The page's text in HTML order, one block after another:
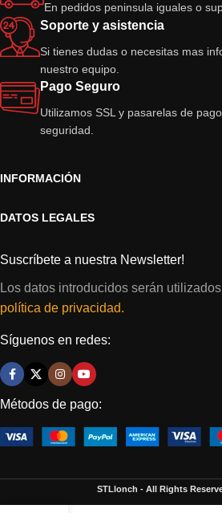
En pedidos peninsula iguales o
Soporte y asistencia
Si tienes dudas o necesitas mas
nuestro equipo.
Pago Seguro
Utilizamos SSL y pasarelas de
seguridad.
INFORMACIÓN
DATOS LEGALES
Suscríbete a nuestra Newsletter!
Los datos introducidos serán
política de privacidad.
Síguenos en redes:
Métodos de pago:
STLlonch - All Rights